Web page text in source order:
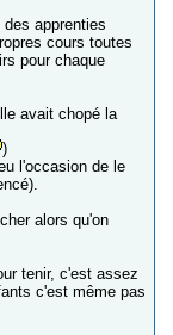
apprenties
cours toutes
pour chaque
avait chopé la
)
l'occasion de le
alors qu'on
tenir, c'est assez
c'est même pas